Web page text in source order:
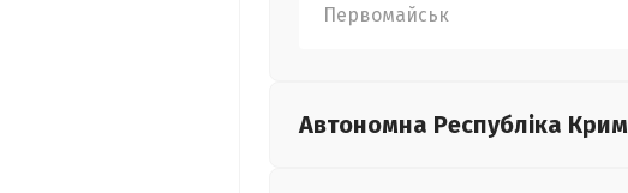
Первомайськ
Автономна Республіка Крим